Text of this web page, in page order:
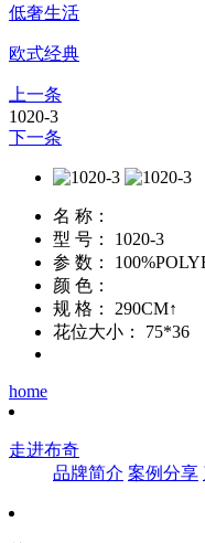
低奢生活
欧式经典
上一条
1020-3
下一条
名 称：
型 号：
1020-3
参 数：
颜 色：
规 格：
290CM↑
花位大小：
75*36
home
走进布奇
品牌简介 案例分享